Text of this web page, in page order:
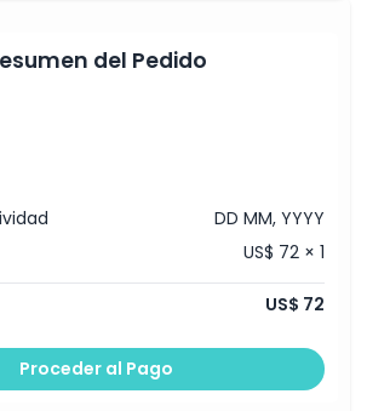
del Pedido
DD MM, YYYY
US$ 72 × 1
US$ 72
Proceder al Pago